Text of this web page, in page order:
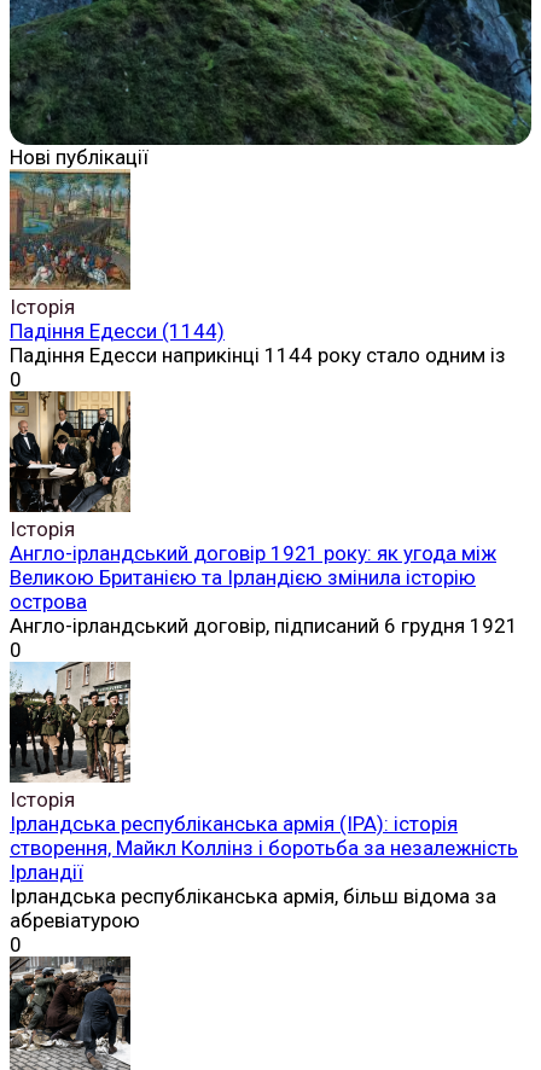
Нові публікації
Історія
Падіння Едесси (1144)
Падіння Едесси наприкінці 1144 року стало одним із
0
Історія
Англо-ірландський договір 1921 року: як угода між
Великою Британією та Ірландією змінила історію
острова
Англо-ірландський договір, підписаний 6 грудня 1921
0
Історія
Ірландська республіканська армія (ІРА): історія
створення, Майкл Коллінз і боротьба за незалежність
Ірландії
Ірландська республіканська армія, більш відома за
абревіатурою
0